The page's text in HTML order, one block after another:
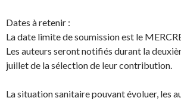
Dates à retenir :
La date limite de soumission est le
Les auteurs seront notifiés durant la
juillet de la sélection de leur contribution.
La situation sanitaire pouvant évoluer, les